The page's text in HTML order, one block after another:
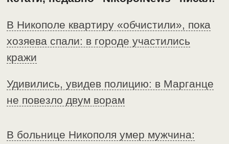
В Никополе квартиру «обчистили», пока
хозяева спали: в городе участились
кражи
Удивились, увидев полицию: в Марганце
не повезло двум ворам
В больнице Никополя умер мужчина: